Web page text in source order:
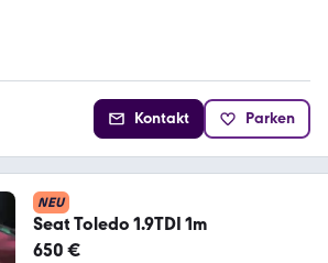
Kontakt Parken
NEU
Seat Toledo 1.9TDI 1m
650 €